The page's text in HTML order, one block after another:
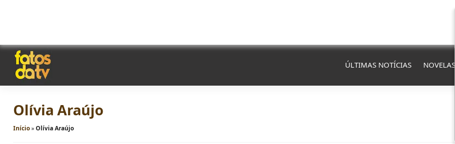
ÚLTIMAS NOTÍCIAS NOVELAS
Olívia Araújo
Início»Olívia Araújo